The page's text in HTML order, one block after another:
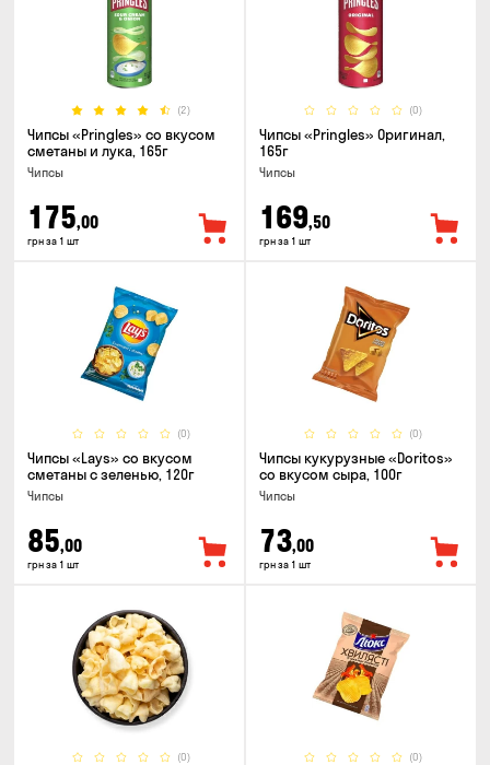
(2)
Чипсы «Pringles» со вкусом
сметаны и лука, 165г
Чипсы
175,00
грн за 1 шт
(0)
Чипсы «Pringles» Оригинал,
165г
Чипсы
169,50
грн за 1 шт
(0)
Чипсы «Lays» со вкусом
сметаны с зеленью, 120г
Чипсы
85,00
грн за 1 шт
(0)
Чипсы кукурузные «Doritos»
со вкусом сыра, 100г
Чипсы
73,00
грн за 1 шт
(0) (0)